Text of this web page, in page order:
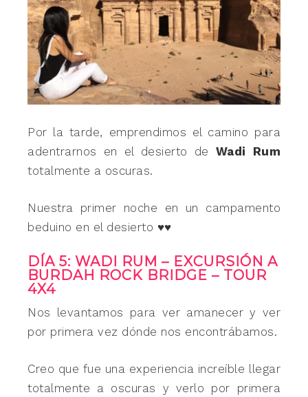
Por la tarde, emprendimos el camino para
adentrarnos en el desierto de Wadi Rum
totalmente a oscuras.
Nuestra primer noche en un campamento
beduino en el desierto ♥♥
DÍA 5: WADI RUM – EXCURSIÓN A
BURDAH ROCK BRIDGE – TOUR
4X4
Nos levantamos para ver amanecer y ver
por primera vez dónde nos encontrábamos.
Creo que fue una experiencia increíble llegar
totalmente a oscuras y verlo por primera